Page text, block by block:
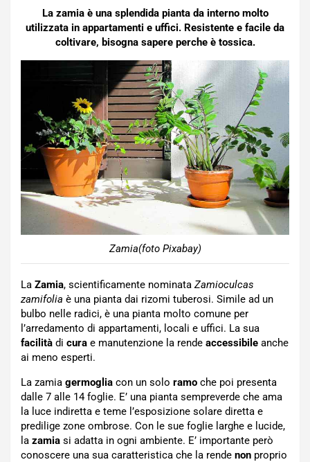
La zamia è una splendida pianta da interno molto
utilizzata in appartamenti e uffici. Resistente e facile da
coltivare, bisogna sapere perche è tossica.
Zamia(foto Pixabay)
La Zamia, scientificamente nominata Zamioculcas
zamifolia è una pianta dai rizomi tuberosi. Simile ad un
bulbo nelle radici, è una pianta molto comune per
l’arredamento di appartamenti, locali e uffici. La sua
facilità di cura e manutenzione la rende accessibile anche
ai meno esperti.
La zamia germoglia con un solo ramo che poi presenta
dalle 7 alle 14 foglie. E’ una pianta sempreverde che ama
la luce indiretta e teme l’esposizione solare diretta e
predilige zone ombrose. Con le sue foglie larghe e lucide,
la zamia si adatta in ogni ambiente. E’ importante però
conoscere una sua caratteristica che la rende non proprio